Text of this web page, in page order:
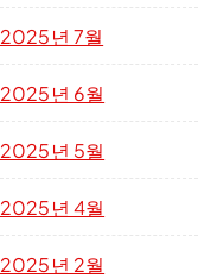
2025년 7월
2025년 6월
2025년 5월
2025년 4월
2025년 2월